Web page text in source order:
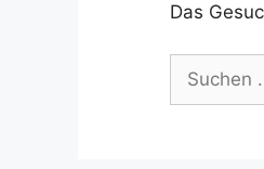
Das
nach: